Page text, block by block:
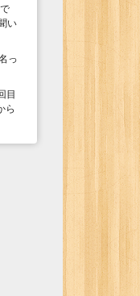
い
っ
目
ら